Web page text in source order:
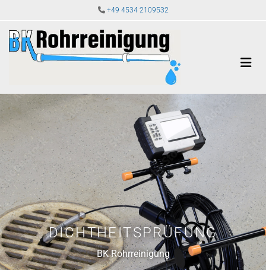
 +49 4534 2109532
DICHTHEITSPRÜFUNG
BK Rohrreinigung